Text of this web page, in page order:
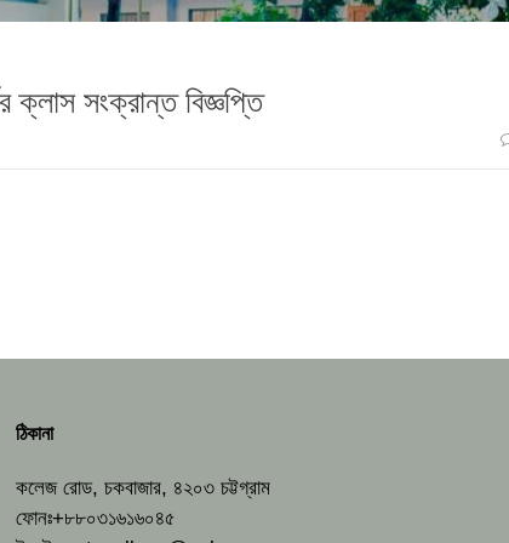
ক্লাস সংক্রান্ত বিজ্ঞপ্তি
ঠিকানা
কলেজ রোড, চকবাজার, ৪২০৩ চট্টগ্রাম
ফোনঃ+৮৮০৩১৬১৬০৪৫